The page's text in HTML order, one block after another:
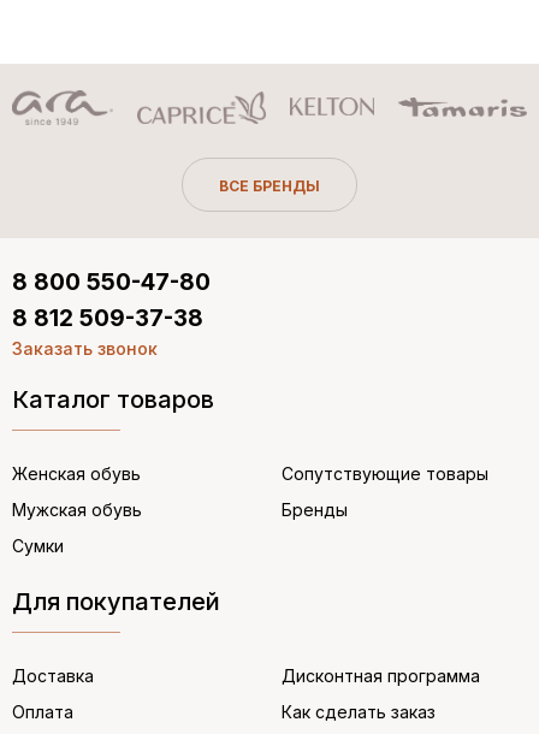
ВСЕ БРЕНДЫ
Каталог товаров
Женская обувь
Мужская обувь
Сумки
Сопутствующие товары
Бренды
Для покупателей
Доставка
Оплата
Дисконтная программа
Как сделать заказ
8 800 550-47-80
8 812 509-37-38
Заказать звонок